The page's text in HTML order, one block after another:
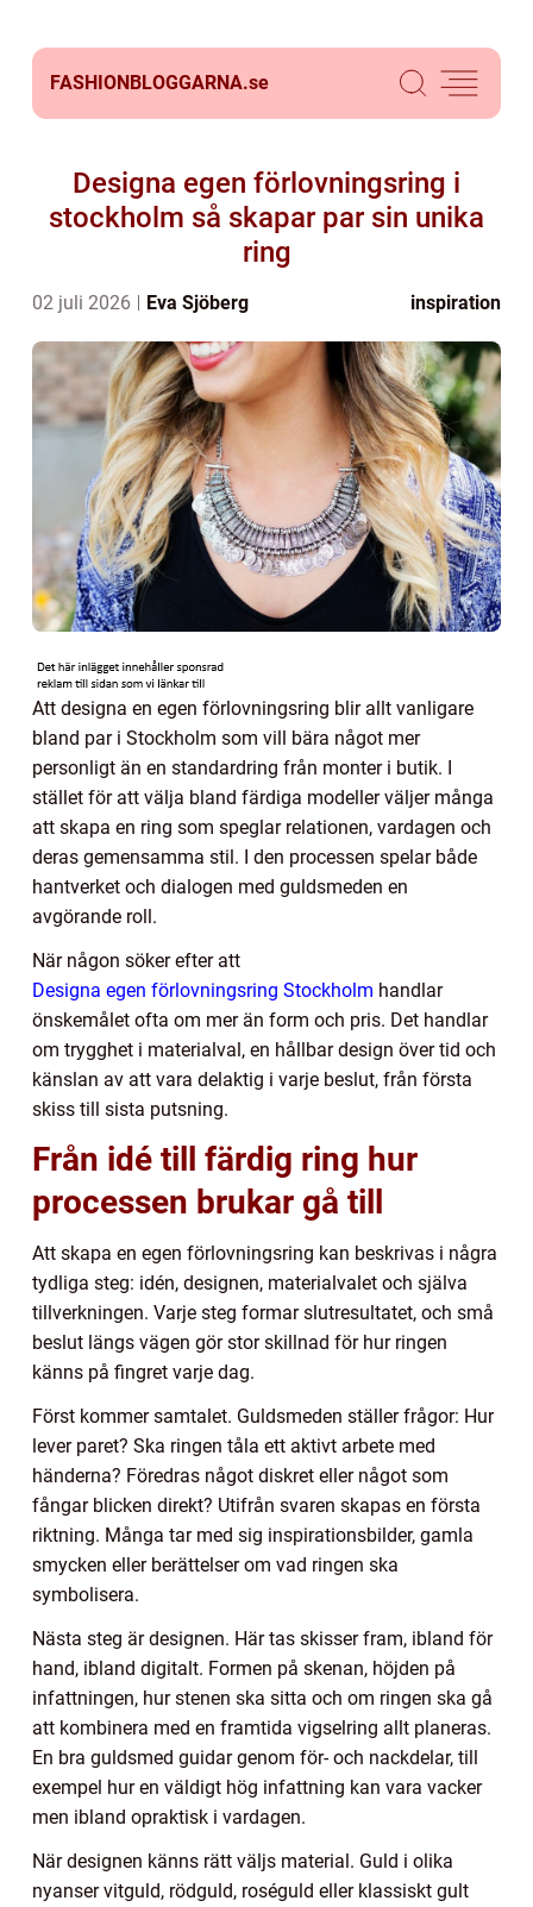
FASHIONBLOGGARNA.se
Designa egen förlovningsring i
stockholm så skapar par sin unika
ring
02 juli 2026 Eva Sjöberg inspiration
Att designa en egen förlovningsring blir allt vanligare
bland par i Stockholm som vill bära något mer
personligt än en standardring från monter i butik. I
stället för att välja bland färdiga modeller väljer många
att skapa en ring som speglar relationen, vardagen och
deras gemensamma stil. I den processen spelar både
hantverket och dialogen med guldsmeden en
avgörande roll.
När någon söker efter att
Designa egen förlovningsring Stockholm handlar
önskemålet ofta om mer än form och pris. Det handlar
om trygghet i materialval, en hållbar design över tid och
känslan av att vara delaktig i varje beslut, från första
skiss till sista putsning.
Från idé till färdig ring hur
processen brukar gå till
Att skapa en egen förlovningsring kan beskrivas i några
tydliga steg: idén, designen, materialvalet och själva
tillverkningen. Varje steg formar slutresultatet, och små
beslut längs vägen gör stor skillnad för hur ringen
känns på fingret varje dag.
Först kommer samtalet. Guldsmeden ställer frågor: Hur
lever paret? Ska ringen tåla ett aktivt arbete med
händerna? Föredras något diskret eller något som
fångar blicken direkt? Utifrån svaren skapas en första
riktning. Många tar med sig inspirationsbilder, gamla
smycken eller berättelser om vad ringen ska
symbolisera.
Nästa steg är designen. Här tas skisser fram, ibland för
hand, ibland digitalt. Formen på skenan, höjden på
infattningen, hur stenen ska sitta och om ringen ska gå
att kombinera med en framtida vigselring allt planeras.
En bra guldsmed guidar genom för- och nackdelar, till
exempel hur en väldigt hög infattning kan vara vacker
men ibland opraktisk i vardagen.
När designen känns rätt väljs material. Guld i olika
nyanser vitguld, rödguld, roséguld eller klassiskt gult